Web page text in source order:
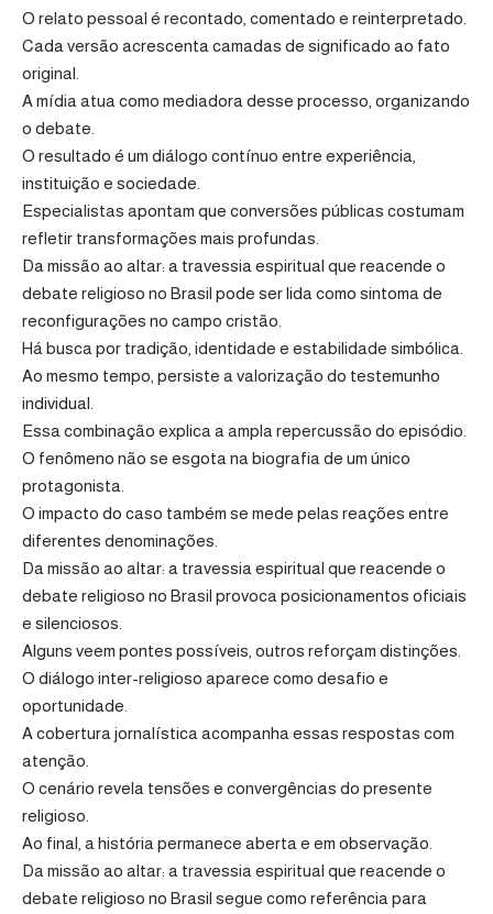
O relato pessoal é recontado, comentado e reinterpretado.
Cada versão acrescenta camadas de significado ao fato
original.
A mídia atua como mediadora desse processo, organizando
o debate.
O resultado é um diálogo contínuo entre experiência,
instituição e sociedade.
Especialistas apontam que conversões públicas costumam
refletir transformações mais profundas.
Da missão ao altar: a travessia espiritual que reacende o
debate religioso no Brasil pode ser lida como sintoma de
reconfigurações no campo cristão.
Há busca por tradição, identidade e estabilidade simbólica.
Ao mesmo tempo, persiste a valorização do testemunho
individual.
Essa combinação explica a ampla repercussão do episódio.
O fenômeno não se esgota na biografia de um único
protagonista.
O impacto do caso também se mede pelas reações entre
diferentes denominações.
Da missão ao altar: a travessia espiritual que reacende o
debate religioso no Brasil provoca posicionamentos oficiais
e silenciosos.
Alguns veem pontes possíveis, outros reforçam distinções.
O diálogo inter-religioso aparece como desafio e
oportunidade.
A cobertura jornalística acompanha essas respostas com
atenção.
O cenário revela tensões e convergências do presente
religioso.
Ao final, a história permanece aberta e em observação.
Da missão ao altar: a travessia espiritual que reacende o
debate religioso no Brasil segue como referência para